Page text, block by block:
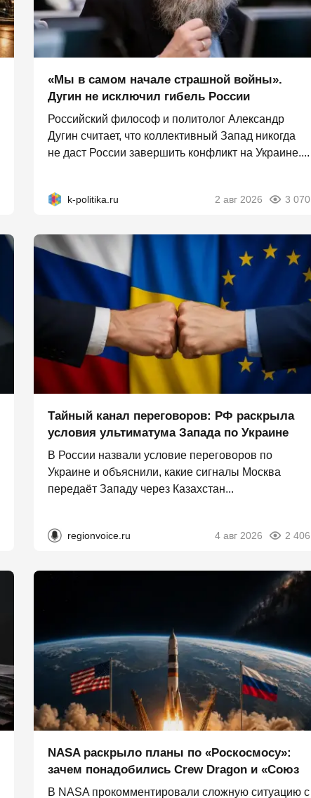
«Мы в самом начале страшной войны».
Дугин не исключил гибель России
Российский философ и политолог Александр
Дугин считает, что коллективный Запад никогда
не даст России завершить конфликт на Украине....
k-politika.ru 2 авг 2026 3 070
Тайный канал переговоров: РФ раскрыла
условия ультиматума Запада по Украине
В России назвали условие переговоров по
Украине и объяснили, какие сигналы Москва
передаёт Западу через Казахстан...
regionvoice.ru 4 авг 2026 2 406
NASA раскрыло планы по «Роскосмосу»:
зачем понадобились Crew Dragon и «Союз
В NASA прокомментировали сложную ситуацию с